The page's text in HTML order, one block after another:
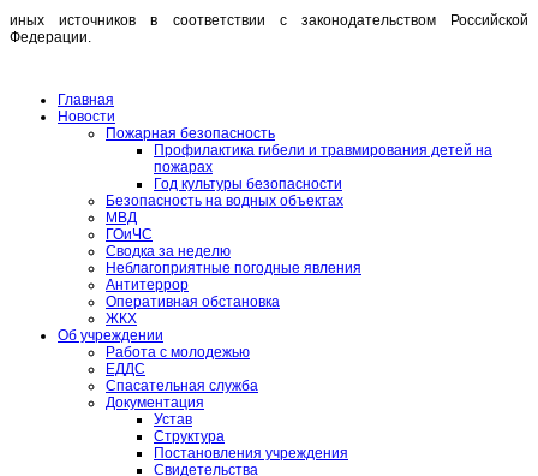
иных источников в соответствии с законодательством Российской
Федерации.
Главная
Новости
Пожарная безопасность
Профилактика гибели и травмирования детей на
пожарах
Год культуры безопасности
Безопасность на водных объектах
МВД
ГОиЧС
Сводка за неделю
Неблагоприятные погодные явления
Антитеррор
Оперативная обстановка
ЖКХ
Об учреждении
Работа с молодежью
ЕДДС
Спасательная служба
Документация
Устав
Структура
Постановления учреждения
Свидетельства